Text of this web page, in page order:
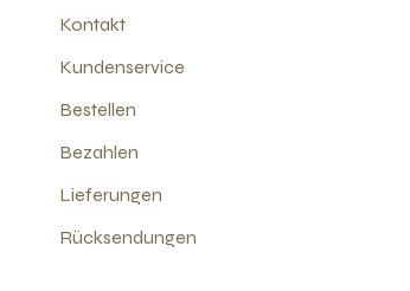
Kontakt
Kundenservice
Bestellen
Bezahlen
Lieferungen
Rücksendungen